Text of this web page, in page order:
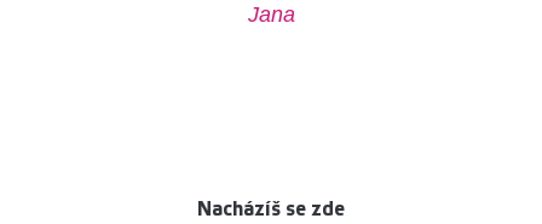
Jana
Nacházíš se zde